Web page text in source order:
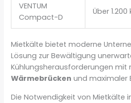
VENTUM
Compact-D
Über 1.200
Mietkälte bietet moderne
Lösung zur Bewältigung
Kühlungsherausforderungen mit
Wärmebrücken und maximaler
Die Notwendigkeit von Mietkälte